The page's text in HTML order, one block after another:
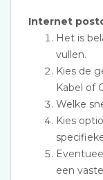
Internet
Het is
vullen.
Kies de
Kabel of
Welke
Kies
een